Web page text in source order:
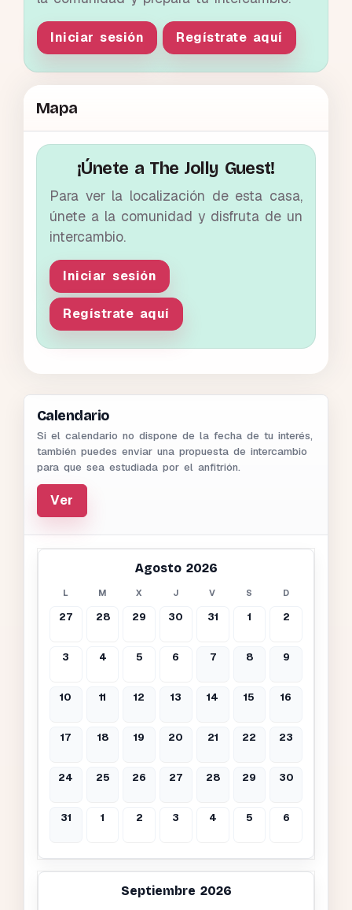
Iniciar sesión Regístrate aquí
Mapa
¡Únete a The Jolly Guest!
Para ver la localización de esta casa,
únete a la comunidad y disfruta de un
intercambio.
Iniciar sesión
Regístrate aquí
Calendario
Si el calendario no dispone de la fecha de tu interés,
también puedes enviar una propuesta de intercambio
para que sea estudiada por el anfitrión.
Ver
Agosto 2026
L M X J V S D
27 28 29 30 31 1 2
3 4 5 6 7 8 9
10 11 12 13 14 15 16
17 18 19 20 21 22 23
24 25 26 27 28 29 30
31 1 2 3 4 5 6
Septiembre 2026